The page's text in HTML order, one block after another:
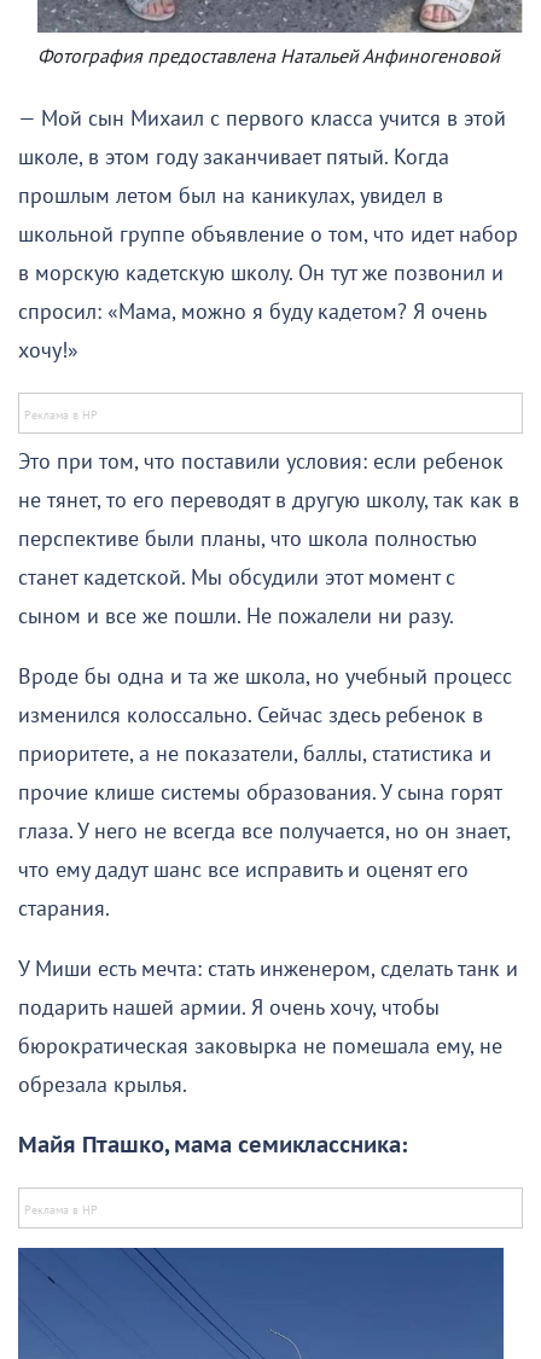
Фотография предоставлена Натальей Анфиногеновой
— Мой сын Михаил с первого класса учится в этой
школе, в этом году заканчивает пятый. Когда
прошлым летом был на каникулах, увидел в
школьной группе объявление о том, что идет набор
в морскую кадетскую школу. Он тут же позвонил и
спросил: «Мама, можно я буду кадетом? Я очень
хочу!»
Это при том, что поставили условия: если ребенок
не тянет, то его переводят в другую школу, так как в
перспективе были планы, что школа полностью
станет кадетской. Мы обсудили этот момент с
сыном и все же пошли. Не пожалели ни разу.
Вроде бы одна и та же школа, но учебный процесс
изменился колоссально. Сейчас здесь ребенок в
приоритете, а не показатели, баллы, статистика и
прочие клише системы образования. У сына горят
глаза. У него не всегда все получается, но он знает,
что ему дадут шанс все исправить и оценят его
старания.
У Миши есть мечта: стать инженером, сделать танк и
подарить нашей армии. Я очень хочу, чтобы
бюрократическая заковырка не помешала ему, не
обрезала крылья.
Майя Пташко, мама семиклассника: